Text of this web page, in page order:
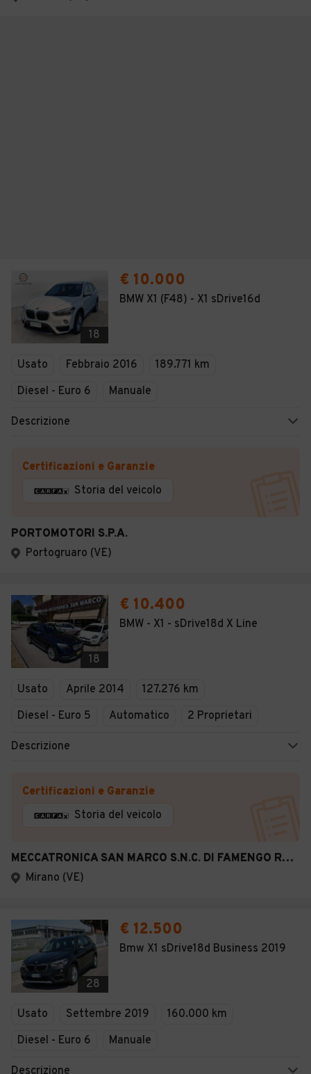
18
€ 10.000
BMW X1 (F48) - X1 sDrive16d
Usato Febbraio 2016
189.771 km
Diesel - Euro 6
Manuale
Descrizione
Certificazioni e Garanzie
Storia del veicolo
PORTOMOTORI S.P.A.
Portogruaro (VE)
18
€ 10.400
BMW - X1 - sDrive18d X Line
Usato Aprile 2014
127.276 km
Diesel - Euro 5
Automatico 2 Proprietari
Descrizione
Certificazioni e Garanzie
Storia del veicolo
MECCATRONICA SAN MARCO S.N.C. DI FAMENGO RENZO & C.
Mirano (VE)
28
€ 12.500
Bmw X1 sDrive18d Business 2019
Usato Settembre 2019
160.000 km
Diesel - Euro 6
Manuale
Descrizione